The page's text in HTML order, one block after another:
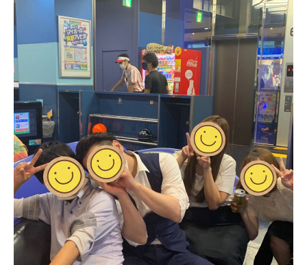
イン
フェ